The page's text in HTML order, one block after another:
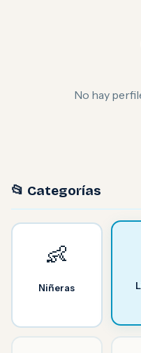
No hay
📂 Categorías
👶
Niñeras